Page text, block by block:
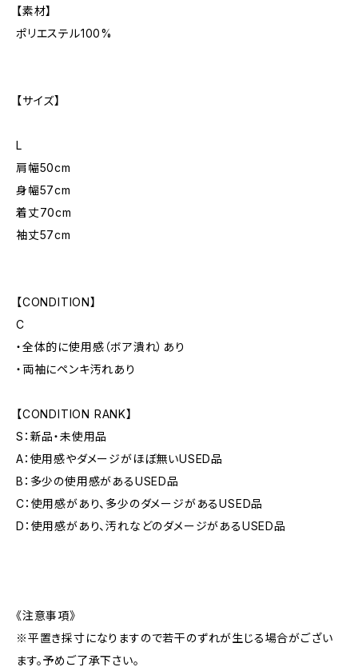
【素材】
ポリエステル100%
【サイズ】
L
肩幅50cm
身幅57cm
着丈70cm
袖丈57cm
【CONDITION】
C
・全体的に使用感（ボア潰れ）あり
・両袖にペンキ汚れあり
【CONDITION RANK】
S：新品・未使用品
A：使用感やダメージがほぼ無いUSED品
B：多少の使用感があるUSED品
C：使用感があり、多少のダメージがあるUSED品
D：使用感があり、汚れなどのダメージがあるUSED品
《注意事項》
※平置き採寸になりますので若干のずれが生じる場合がござい
ます。予めご了承下さい。